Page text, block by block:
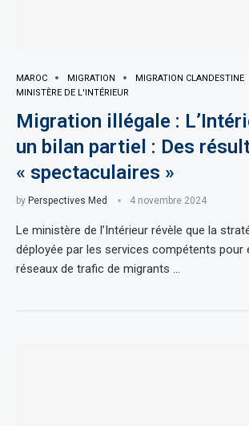
MAROC MIGRATION
MIGRATION CLANDESTINE
MINISTÈRE DE L'INTÉRIEUR
Migration illégale :
un bilan partiel : Des
« spectaculaires »
by Perspectives Med 4 novembre 2024
Le ministère de l’Intérieur révèle que la
déployée par les services compétents pour
réseaux de trafic de migrants …